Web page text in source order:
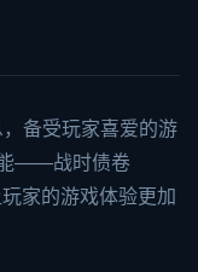
备受玩家喜爱的游
能——战时债卷
家的游戏体验更加